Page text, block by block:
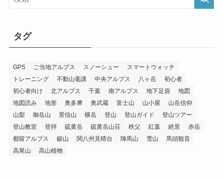
タグ
GPS ご当地アルプス スノーシュー
スマートウォッチ
トレーニング
不動山毫講 中央アルプス 八ヶ岳
初心者
初心者向け
北アルプス 千葉 南アルプス 地下足袋
地図
地図読み
地形 奥多摩 奥武蔵 富士山 山小屋
山岳信仰
山梨
御岳山 景信山 横岳 登山 登山ガイド
登山ツアー
登山教室
登拝 硫黄岳 硫黄岳山荘 秩父 紅葉 絶景
赤岳
都留アルプス
鋸山 関八州見晴台 陣馬山 雪山
馬頭観音
高尾山
高山植物